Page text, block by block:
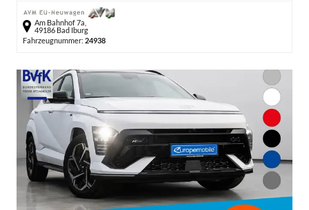
Am Bahnhof 7a,
49186 Bad Iburg
Fahrzeugnummer: 24938